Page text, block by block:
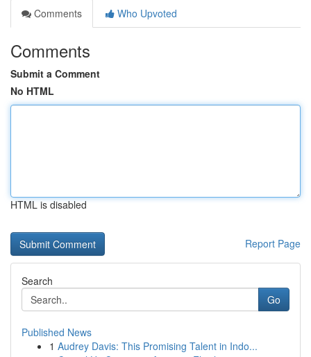
Comments
Who Upvoted
Comments
Submit a Comment
No HTML
HTML is disabled
Report Page
Search
Go
Published News
1 Audrey Davis: This Promising Talent in Indo...